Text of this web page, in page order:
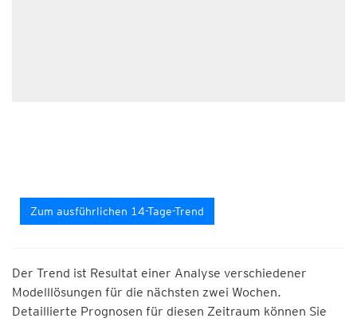
Zum ausführlichen 14-Tage-Trend
Der Trend ist Resultat einer Analyse verschiedener
Modelllösungen für die nächsten zwei Wochen.
Detaillierte Prognosen für diesen Zeitraum können Sie